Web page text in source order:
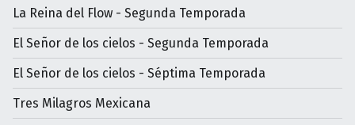
La Reina del Flow - Segunda Temporada
El Señor de los cielos - Segunda Temporada
El Señor de los cielos - Séptima Temporada
Tres Milagros Mexicana